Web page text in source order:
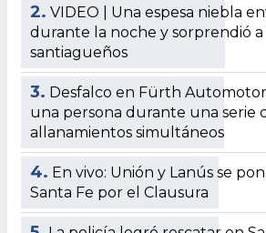
2. VIDEO | Una espesa niebla
durante la noche y sorprendió a
santiagueños
3. Desfalco en Fürth
una persona durante una serie
allanamientos simultáneos
4. En vivo: Unión y Lanús se
Santa Fe por el Clausura